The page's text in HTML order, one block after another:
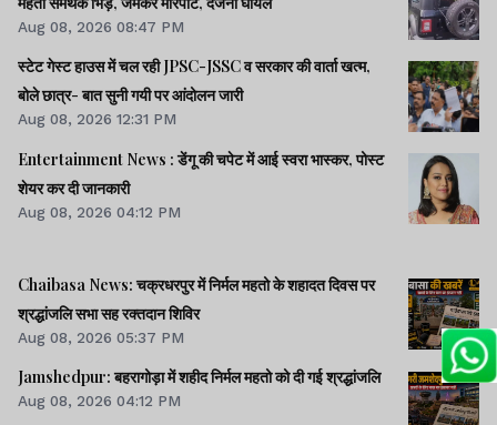
Aug 08, 2026 08:47 PM
स्टेट गेस्ट हाउस में चल रही JPSC-JSSC व सरकार की वार्ता खत्म,
बोले छात्र- बात सुनी गयी पर आंदोलन जारी
Aug 08, 2026 12:31 PM
Entertainment News : डेंगू की चपेट में आई स्वरा भास्कर, पोस्ट
शेयर कर दी जानकारी
Aug 08, 2026 04:12 PM
Chaibasa News: चक्रधरपुर में निर्मल महतो के शहादत दिवस पर
श्रद्धांजलि सभा सह रक्तदान शिविर
Aug 08, 2026 05:37 PM
Jamshedpur: बहरागोड़ा में शहीद निर्मल महतो को दी गई श्रद्धांजलि
Aug 08, 2026 04:12 PM